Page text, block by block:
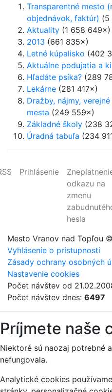
Transparentné mesto
objednávok, faktúr) (5
Aktuality (1 658 649×)
2013 (661 835×)
Letné kúpalisko (402
Aktuálne podujatia a
Hľadáte psíka? (289
Lekárne (281 417×)
Dražby, nájmy,
mesta (249 559×)
Základné školy (238
Úradná tabuľa (234
Prihlásenie
odkazu na
zmenu
hesla
Mesto Vranov nad Topľou
Vyhlásenie o prístupnosti
Zásady ochrany osobných
Nastavenie cookies
Počet návštev od
Počet návštev dnes: 6497
Príjmete naše
Niektoré sú naozaj potrebné
nefungovala.
Analytické cookies